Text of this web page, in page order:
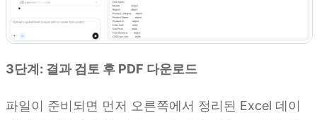
3단계: 결과 검토 후 PDF 다운로드
파일이 준비되면 먼저 오른쪽에서 정리된 Excel 데이